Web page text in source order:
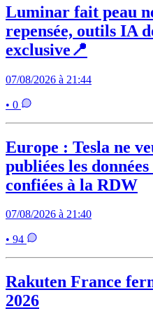
Luminar fait peau
repensée, outils IA
exclusive📍
07/08/2026 à 21:44
• 0
Europe : Tesla ne
publiées les
confiées à la RDW
07/08/2026 à 21:40
• 94
Rakuten France
2026